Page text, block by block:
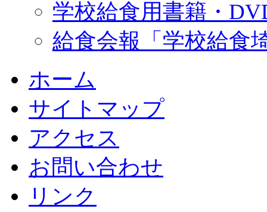
学校給食用書籍・
給食会報「学校給食
ホーム
サイトマップ
アクセス
お問い合わせ
リンク